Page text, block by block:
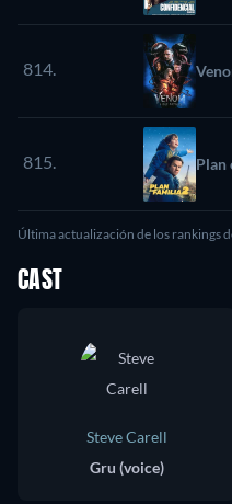
814.
815. Plan
Última actualización de los rankings
CAST
Steve Carell
Gru (voice)